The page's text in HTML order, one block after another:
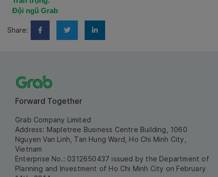
Đội ngũ Grab
Share:
Forward Together
Grab Company Limited
Address: Mapletree Business Centre Building, 1060
Nguyen Van Linh, Tan Hung Ward, Ho Chi Minh City,
Vietnam
Enterprise No.: 0312650437 issued by the Department of
Planning and Investment of Ho Chi Minh City on February